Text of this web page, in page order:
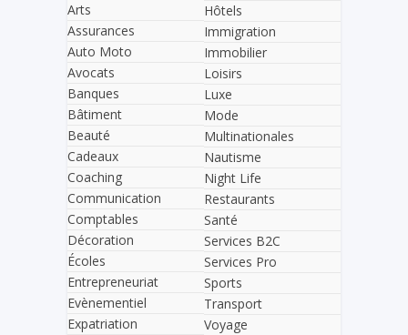
Arts
Assurances
Auto Moto
Avocats
Banques
Bâtiment
Beauté
Cadeaux
Coaching
Communication
Comptables
Décoration
Écoles
Entrepreneuriat
Evènementiel
Expatriation
Hôtels
Immigration
Immobilier
Loisirs
Luxe
Mode
Multinationales
Nautisme
Night Life
Restaurants
Santé
Services B2C
Services Pro
Sports
Transport
Voyage